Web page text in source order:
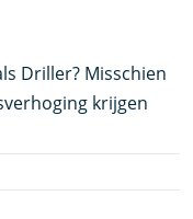
Driller? Misschien
krijgen